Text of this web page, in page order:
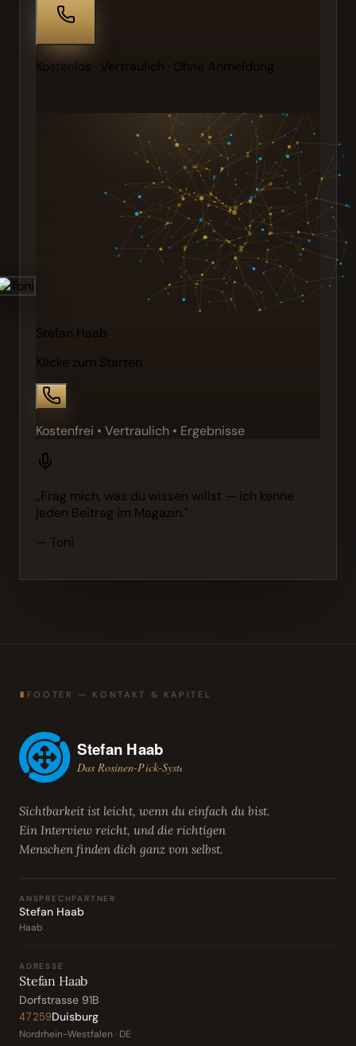
Kostenlos · Vertraulich · Ohne Anmeldung
Stefan Haab
Klicke zum Starten
Kostenfrei • Vertraulich • Ergebnisse
„Frag mich, was du wissen willst — ich kenne
jeden Beitrag im Magazin."
— Toni
∎ FOOTER — KONTAKT & KAPITEL
Sichtbarkeit ist leicht, wenn du einfach du bist.
Ein Interview reicht, und die richtigen
Menschen finden dich ganz von selbst.
ANSPRECHPARTNER
Stefan Haab
Haab
ADRESSE
Stefan Haab
Dorfstrasse 91B
47259Duisburg
Nordrhein-Westfalen · DE